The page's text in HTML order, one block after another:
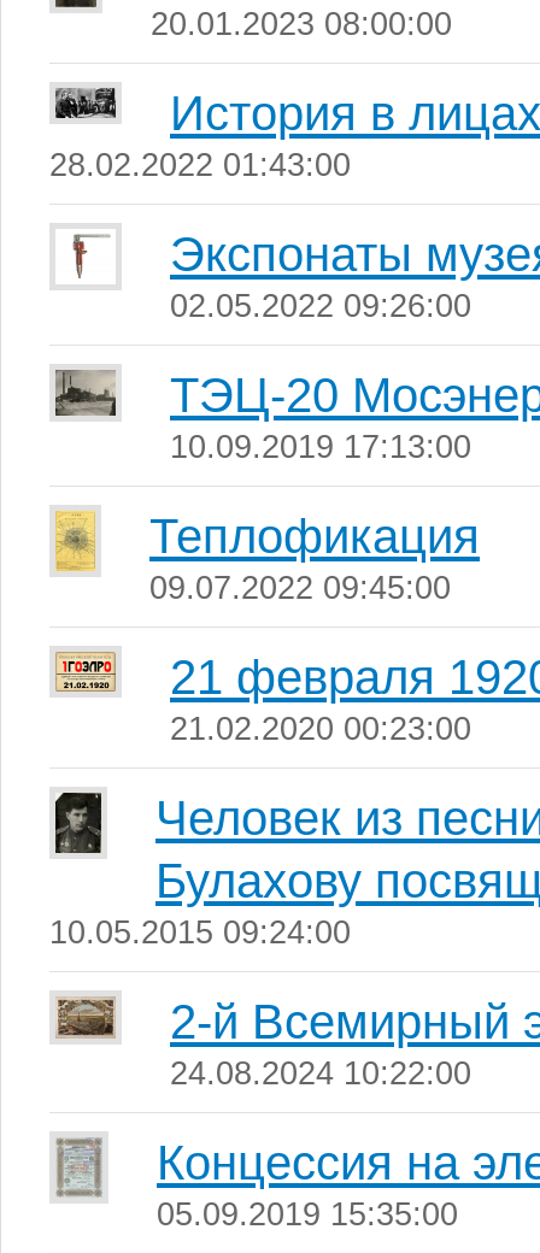
20.01.2023 08:00:00
История в лицах
28.02.2022 01:43:00
Экспонаты
02.05.2022 09:26:00
ТЭЦ-20
10.09.2019 17:13:00
Теплофикация
09.07.2022 09:45:00
21 февраля
21.02.2020 00:23:00
Человек из
Булахову
10.05.2015 09:24:00
2-й Всемирный
24.08.2024 10:22:00
Концессия на
05.09.2019 15:35:00